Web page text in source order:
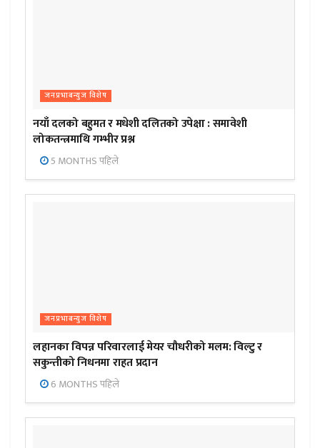
जनप्रभाबन्युज विशेष
नयाँ दलको बहुमत र मधेशी दलितको उपेक्षा : समावेशी
लोकतन्त्रमाथि गम्भीर प्रश्न
5 MONTHS पहिले
जनप्रभाबन्युज विशेष
लहानका विपन्न परिवारलाई मेयर चौधरीको मलम: विल्टु र
सकुन्तीको निधनमा राहत प्रदान
6 MONTHS पहिले